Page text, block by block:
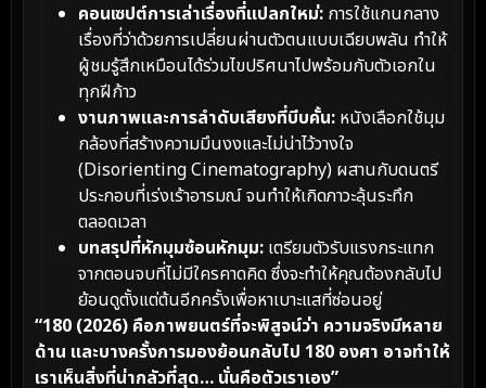
คอนเซปต์การเล่าเรื่องที่แปลกใหม่: การใช้แกนกลาง
เรื่องที่ว่าด้วยการเปลี่ยนผ่านตัวตนแบบเฉียบพลัน ทำให้
ผู้ชมรู้สึกเหมือนได้ร่วมไขปริศนาไปพร้อมกับตัวเอกใน
ทุกฝีก้าว
งานภาพและการลำดับเสียงที่บีบคั้น: หนังเลือกใช้มุม
กล้องที่สร้างความมึนงงและไม่น่าไว้วางใจ
(Disorienting Cinematography) ผสานกับดนตรี
ประกอบที่เร่งเร้าอารมณ์ จนทำให้เกิดภาวะลุ้นระทึก
ตลอดเวลา
บทสรุปที่หักมุมซ้อนหักมุม: เตรียมตัวรับแรงกระแทก
จากตอนจบที่ไม่มีใครคาดคิด ซึ่งจะทำให้คุณต้องกลับไป
ย้อนดูตั้งแต่ต้นอีกครั้งเพื่อหาเบาะแสที่ซ่อนอยู่
“180 (2026) คือภาพยนตร์ที่จะพิสูจน์ว่า ความจริงมีหลาย
ด้าน และบางครั้งการมองย้อนกลับไป 180 องศา อาจทำให้
เราเห็นสิ่งที่น่ากลัวที่สุด… นั่นคือตัวเราเอง”